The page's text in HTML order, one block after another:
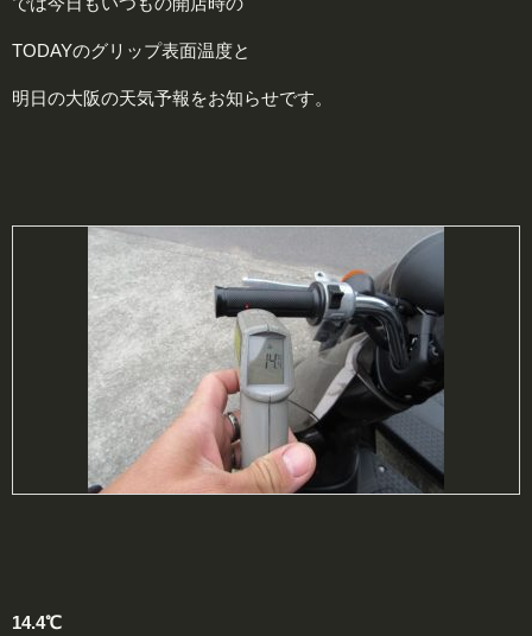
TODAYのグリップ表面温度と
明日の大阪の天気予報をお知らせです。
14.4℃